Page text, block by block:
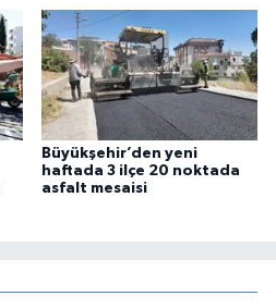
Büyükşehir’den yeni
haftada 3 ilçe 20 noktada
asfalt mesaisi